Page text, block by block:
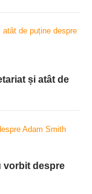
și atât de
vorbit despre